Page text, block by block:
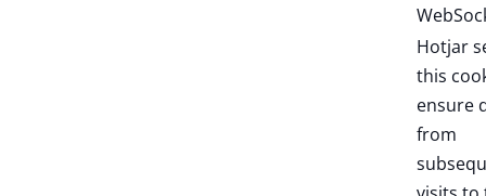
Hotjar
this
ensure
from